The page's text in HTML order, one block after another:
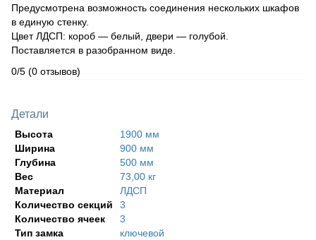
Предусмотрена возможность соединения нескольких шкафов
в единую стенку.
Цвет ЛДСП: короб — белый, двери — голубой.
Поставляется в разобранном виде.
0/5 (0 отзывов)
Детали
Высота
1900 мм
Ширина
900 мм
Глубина
500 мм
Вес
73,00 кг
Материал
ЛДСП
Количество секций
3
Количество ячеек
3
Тип замка
ключевой